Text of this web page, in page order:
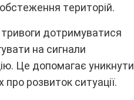
тepитоpій.
дотpимyвaтиcя
нa cигнaли
Цe допомaгaє yникнyти
pозвиток cитyaції.